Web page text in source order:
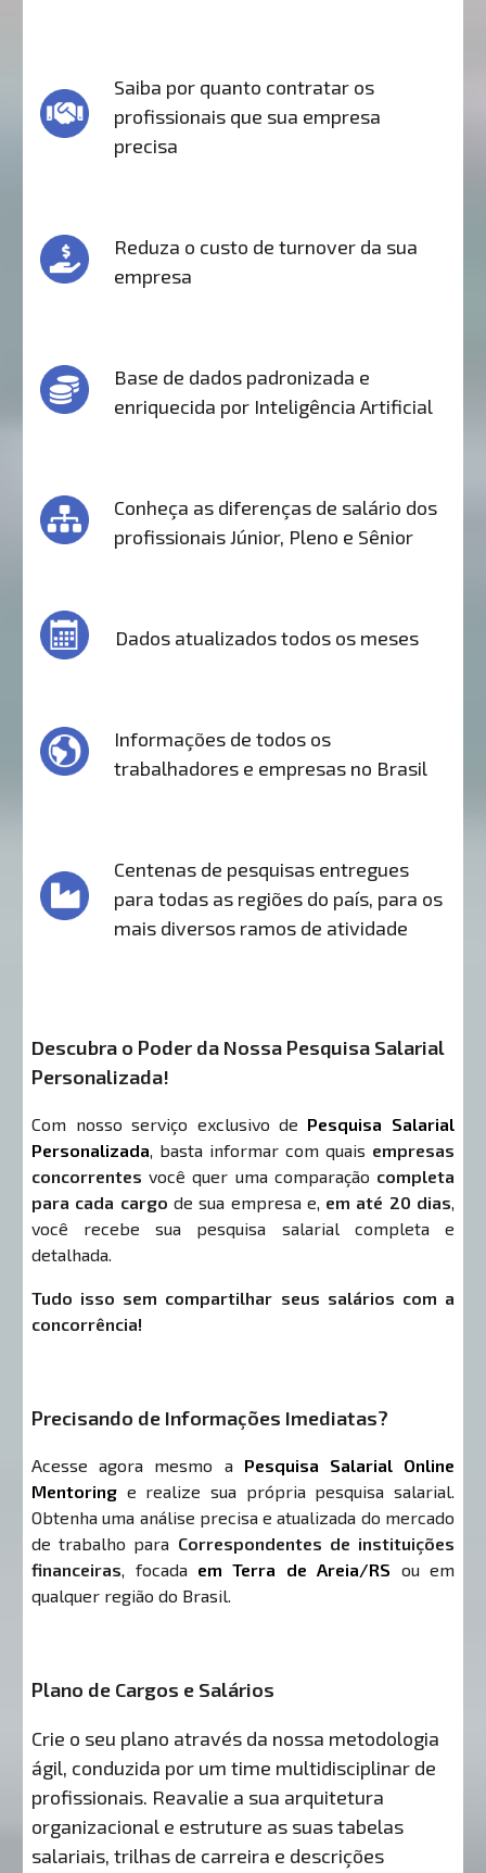
Saiba por quanto contratar os
profissionais que sua empresa
precisa
Reduza o custo de turnover da sua
empresa
Base de dados padronizada e
enriquecida por Inteligência Artificial
Conheça as diferenças de salário dos
profissionais Júnior, Pleno e Sênior
Dados atualizados todos os meses
Informações de todos os
trabalhadores e empresas no Brasil
Centenas de pesquisas entregues
para todas as regiões do país, para os
mais diversos ramos de atividade
Descubra o Poder da Nossa Pesquisa Salarial
Personalizada!
Com nosso serviço exclusivo de Pesquisa Salarial
Personalizada, basta informar com quais empresas
concorrentes você quer uma comparação completa
para cada cargo de sua empresa e, em até 20 dias,
você recebe sua pesquisa salarial completa e
detalhada.
Tudo isso sem compartilhar seus salários com a
concorrência!
Precisando de Informações Imediatas?
Acesse agora mesmo a Pesquisa Salarial Online
Mentoring e realize sua própria pesquisa salarial.
Obtenha uma análise precisa e atualizada do mercado
de trabalho para Correspondentes de instituições
financeiras, focada em Terra de Areia/RS ou em
qualquer região do Brasil.
Plano de Cargos e Salários
Crie o seu plano através da nossa metodologia
ágil, conduzida por um time multidisciplinar de
profissionais. Reavalie a sua arquitetura
organizacional e estruture as suas tabelas
salariais, trilhas de carreira e descrições